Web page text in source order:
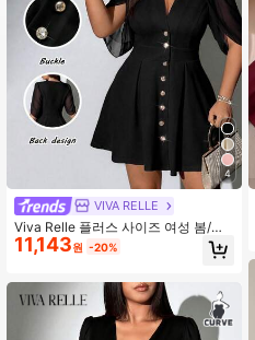
4.89 93K 팔로워
93K 팔로워
4.89 93K 팔로워
93K 팔로워
4.89 93K 팔로워
4
VIVA RELLE
Viva Relle 플러스 사이즈 여성 봄/여
름 신상 우아하고 세련된 경량 럭셔리
스타일 베이지 살구색 케이프 소매 드
숏 스커트. 사무실 출퇴근, 비즈니스
데이트, 도시 스트리트, 세련된 경량
럭셔리 스타일 패션 의류, 미니멀리스
트 패션 플러스 사이즈 여성 의류에 적
11,143원 -20%